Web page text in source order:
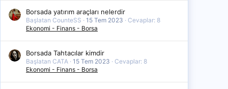
Borsada yatırım araçları nelerdir
Başlatan CounteSS 15 Tem 2023
Cevaplar: 8
Ekonomi - Finans - Borsa
Borsada Tahtacılar kimdir
Başlatan CATA 15 Tem 2023
Cevaplar: 8
Ekonomi - Finans - Borsa